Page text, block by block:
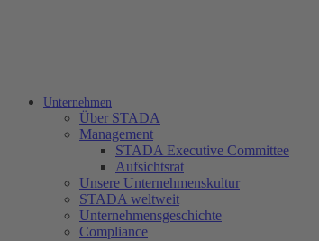
Unternehmen
Über STADA
Management
STADA Executive Committee
Aufsichtsrat
Unsere Unternehmenskultur
STADA weltweit
Unternehmensgeschichte
Compliance